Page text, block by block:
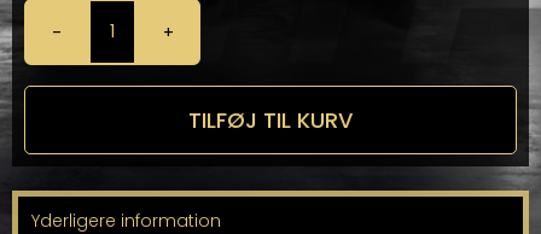
Brede
Skærme
fra
antal
TILFØJ TIL KURV
Yderligere information